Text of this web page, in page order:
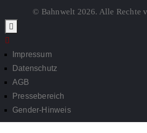
© Bahnwelt 2026. Alle Rechte
Impressum
Datenschutz
AGB
Pressebereich
Gender-Hinweis